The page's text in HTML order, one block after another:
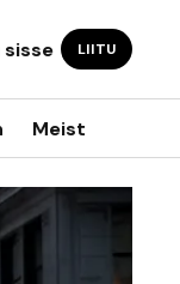
sisse LIITU
Meist